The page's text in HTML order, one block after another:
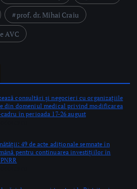
în perioada 17-26 august
49 de acte adiționale semnate în
pentru continuarea investițiilor în
de organe și țesuturi la Bistrița și
Review | Powered by